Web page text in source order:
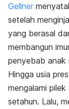
Gellner
setelah
yang berasal
membangun
penyebab anak
Hingga usia
mengalami
setahun. Lalu,